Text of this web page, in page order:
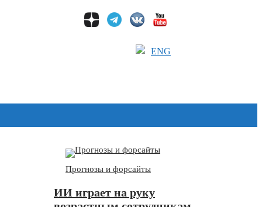
ENG
Прогнозы и форсайты
ИИ играет на руку